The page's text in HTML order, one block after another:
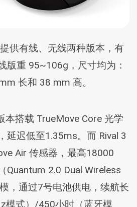
供有线、无线两种版本，有
版重 95~106g，尺寸均为：
长和 38 mm 高。
本搭载 TrueMove Core 光学
延迟低至1.35ms。而 Rival 3
Air 传感器，最高18000
Quantum 2.0 Dual Wireless
，通过7号电池供电，续航长
模式）/450小时（蓝牙模